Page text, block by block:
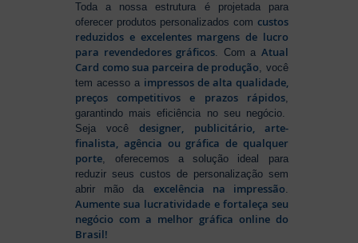
Toda a nossa estrutura é projetada para
oferecer produtos personalizados com custos
reduzidos e excelentes margens de lucro
para revendedores gráficos. Com a Atual
Card como sua parceira de produção, você
tem acesso a impressos de alta qualidade,
preços competitivos e prazos rápidos,
garantindo mais eficiência no seu negócio.
Seja vocêdesigner, publicitário, arte-
finalista, agência ou gráfica de qualquer
porte, oferecemos a solução ideal para
reduzir seus custos de personalização sem
abrir mão da excelência na impressão.
Aumente sua lucratividade e fortaleça seu
negócio com a melhor gráfica online do
Brasil!